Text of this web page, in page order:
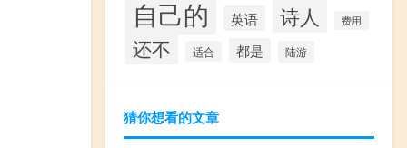
自己的 英语 诗人 费用
还不 适合 都是 陆游
猜你想看的文章